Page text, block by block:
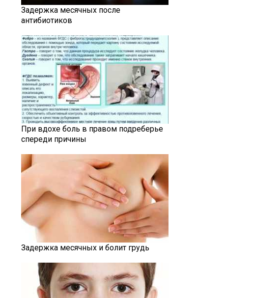
Задержка месячных после
антибиотиков
При вдохе боль в правом подреберье
спереди причины
Задержка месячных и болит грудь